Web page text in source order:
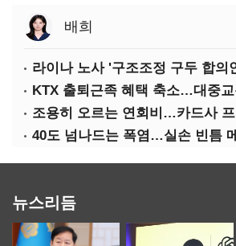
배희
라이나 노사 '구조조정 구두 합의
뉴스리듬